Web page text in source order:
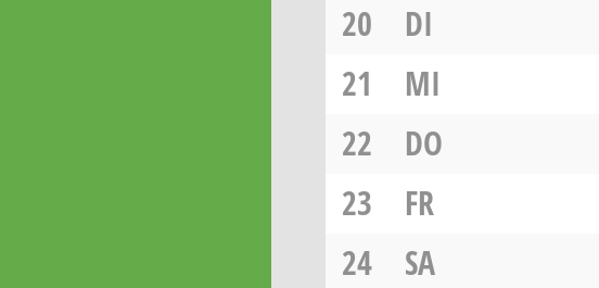
20
DI
21
MI
22
DO
23
FR
24
SA